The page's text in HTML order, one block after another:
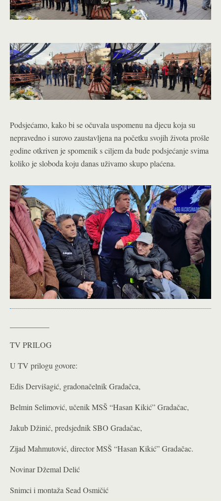
Podsjećamo, kako bi se očuvala uspomenu na djecu koja su
nepravedno i surovo zaustavljena na početku svojih života prošle
godine otkriven je spomenik s ciljem da bude podsjećanje svima
koliko je sloboda koju danas uživamo skupo plaćena.
TV PRILOG
U TV prilogu govore:
Edis Dervišagić, gradonačelnik Gradačca,
Belmin Selimović, učenik MSŠ “Hasan Kikić” Gradačac,
Jakub Džinić, predsjednik SBO Gradačac,
Zijad Mahmutović, director MSŠ “Hasan Kikić” Gradačac.
Novinar Džemal Delić
Snimci i montaža Sead Osmičić